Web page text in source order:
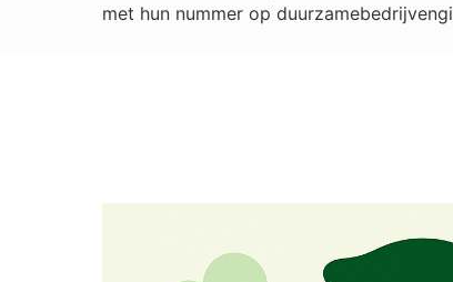
met hun nummer op